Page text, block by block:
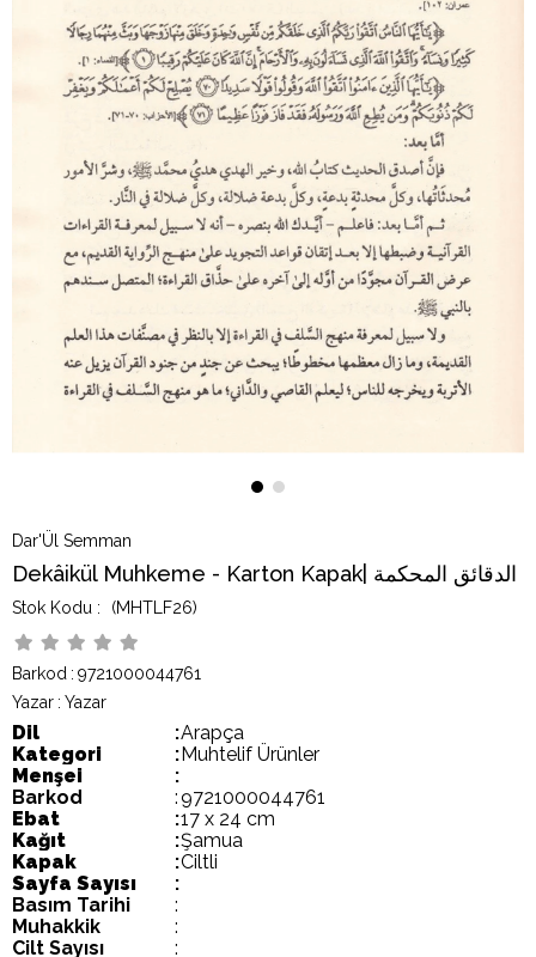
Dar'Ül Semman
Dekâikül Muhkeme - Karton Kapak| الدقائق المحكمة
(MHTLF26)
Barkod : 9721000044761
Yazar : Yazar
Dil :Arapça
Kategori
:Muhtelif Ürünler
Menşei
:
Barkod
:9721000044761
Ebat
:17 x 24 cm
Kağıt
:Şamua
Kapak
:Ciltli
Sayfa Sayısı
:
Basım Tarihi
:
Muhakkik
:
Cilt Sayısı
: